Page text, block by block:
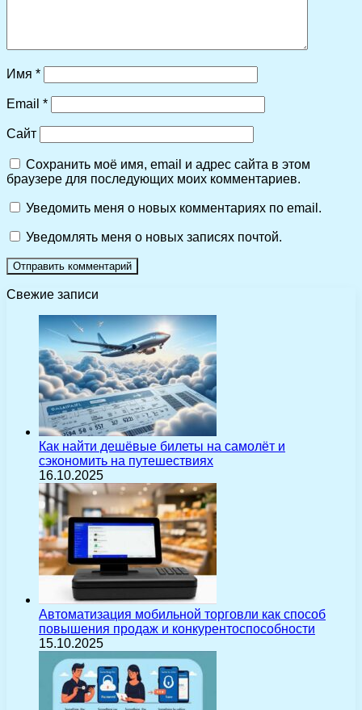
Имя *
Email *
Сайт
Сохранить моё имя, email и адрес сайта в этом
браузере для последующих моих комментариев.
Уведомить меня о новых комментариях по email.
Уведомлять меня о новых записях почтой.
Свежие записи
Как найти дешёвые билеты на самолёт и
сэкономить на путешествиях
16.10.2025
Автоматизация мобильной торговли как способ
повышения продаж и конкурентоспособности
15.10.2025